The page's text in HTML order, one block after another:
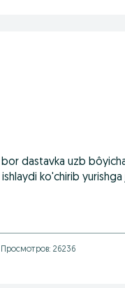
bor dastavka uzb
ko'chirib
Просмотров: 26236